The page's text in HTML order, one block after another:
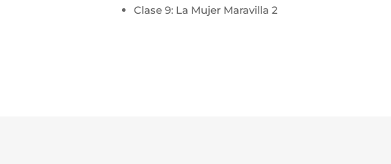
Clase 9: La Mujer Maravilla 2